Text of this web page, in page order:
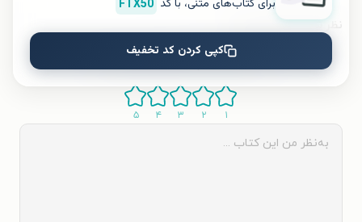
۱ ۲ ۳ ۴ ۵
برای کتاب‌های متنی، با کد FTX50
کپی کردن کد تخفیف